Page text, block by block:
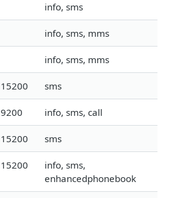
info, sms
info, sms, mms
info, sms, mms
sms
info, sms, call
sms
info, sms,
enhancedphonebook